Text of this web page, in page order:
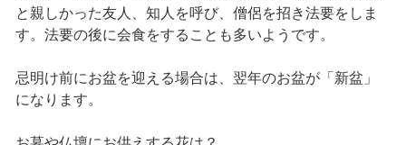
と親しかった友人、知人を呼び、僧侶を招き法要をしま
す。法要の後に会食をすることも多いようです。
忌明け前にお盆を迎える場合は、翌年のお盆が「新盆」
になります。